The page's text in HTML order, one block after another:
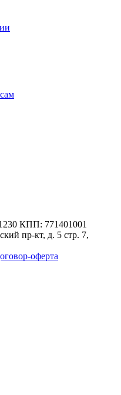
КПП: 771401001
пр-кт, д. 5 стр. 7,
оферта